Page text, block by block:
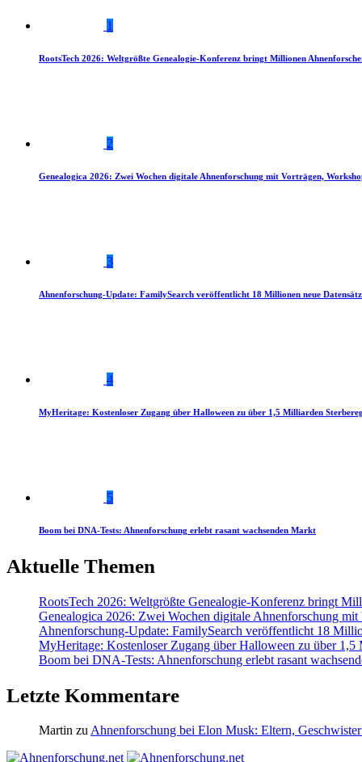
1
RootsTech 2026: Weltgrößte Genealogie-Konferenz bringt Millionen
2
Genealogica 2026: Zwei Wochen digitale Ahnenforschung mit Vorträgen,
3
Ahnenforschung-Update: FamilySearch veröffentlicht 18 Millionen neue
4
MyHeritage: Kostenloser Zugang über Halloween zu über 1,5 Milliarden
5
Boom bei DNA-Tests: Ahnenforschung erlebt rasant wachsenden Markt
Aktuelle Themen
RootsTech 2026: Weltgrößte Genealogie-Konferenz bringt
Genealogica 2026: Zwei Wochen digitale Ahnenforschung mit
Ahnenforschung-Update: FamilySearch veröffentlicht 18
MyHeritage: Kostenloser Zugang über Halloween zu über 1,5
Boom bei DNA-Tests: Ahnenforschung erlebt rasant
Letzte Kommentare
Martin zu Ahnenforschung bei Elon Musk: Eltern,